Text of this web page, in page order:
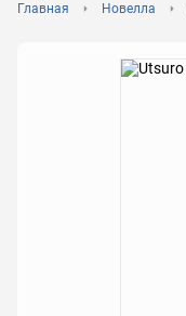
Главная Новелла